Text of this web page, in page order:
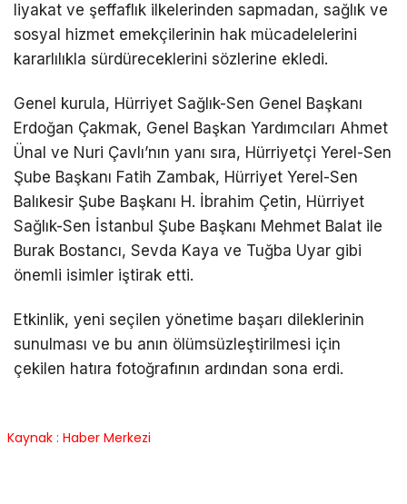
liyakat ve şeffaflık ilkelerinden sapmadan, sağlık ve
sosyal hizmet emekçilerinin hak mücadelelerini
kararlılıkla sürdüreceklerini sözlerine ekledi.
Genel kurula, Hürriyet Sağlık-Sen Genel Başkanı
Erdoğan Çakmak, Genel Başkan Yardımcıları Ahmet
Ünal ve Nuri Çavlı’nın yanı sıra, Hürriyetçi Yerel-Sen
Şube Başkanı Fatih Zambak, Hürriyet Yerel-Sen
Balıkesir Şube Başkanı H. İbrahim Çetin, Hürriyet
Sağlık-Sen İstanbul Şube Başkanı Mehmet Balat ile
Burak Bostancı, Sevda Kaya ve Tuğba Uyar gibi
önemli isimler iştirak etti.
Etkinlik, yeni seçilen yönetime başarı dileklerinin
sunulması ve bu anın ölümsüzleştirilmesi için
çekilen hatıra fotoğrafının ardından sona erdi.
Kaynak : Haber Merkezi